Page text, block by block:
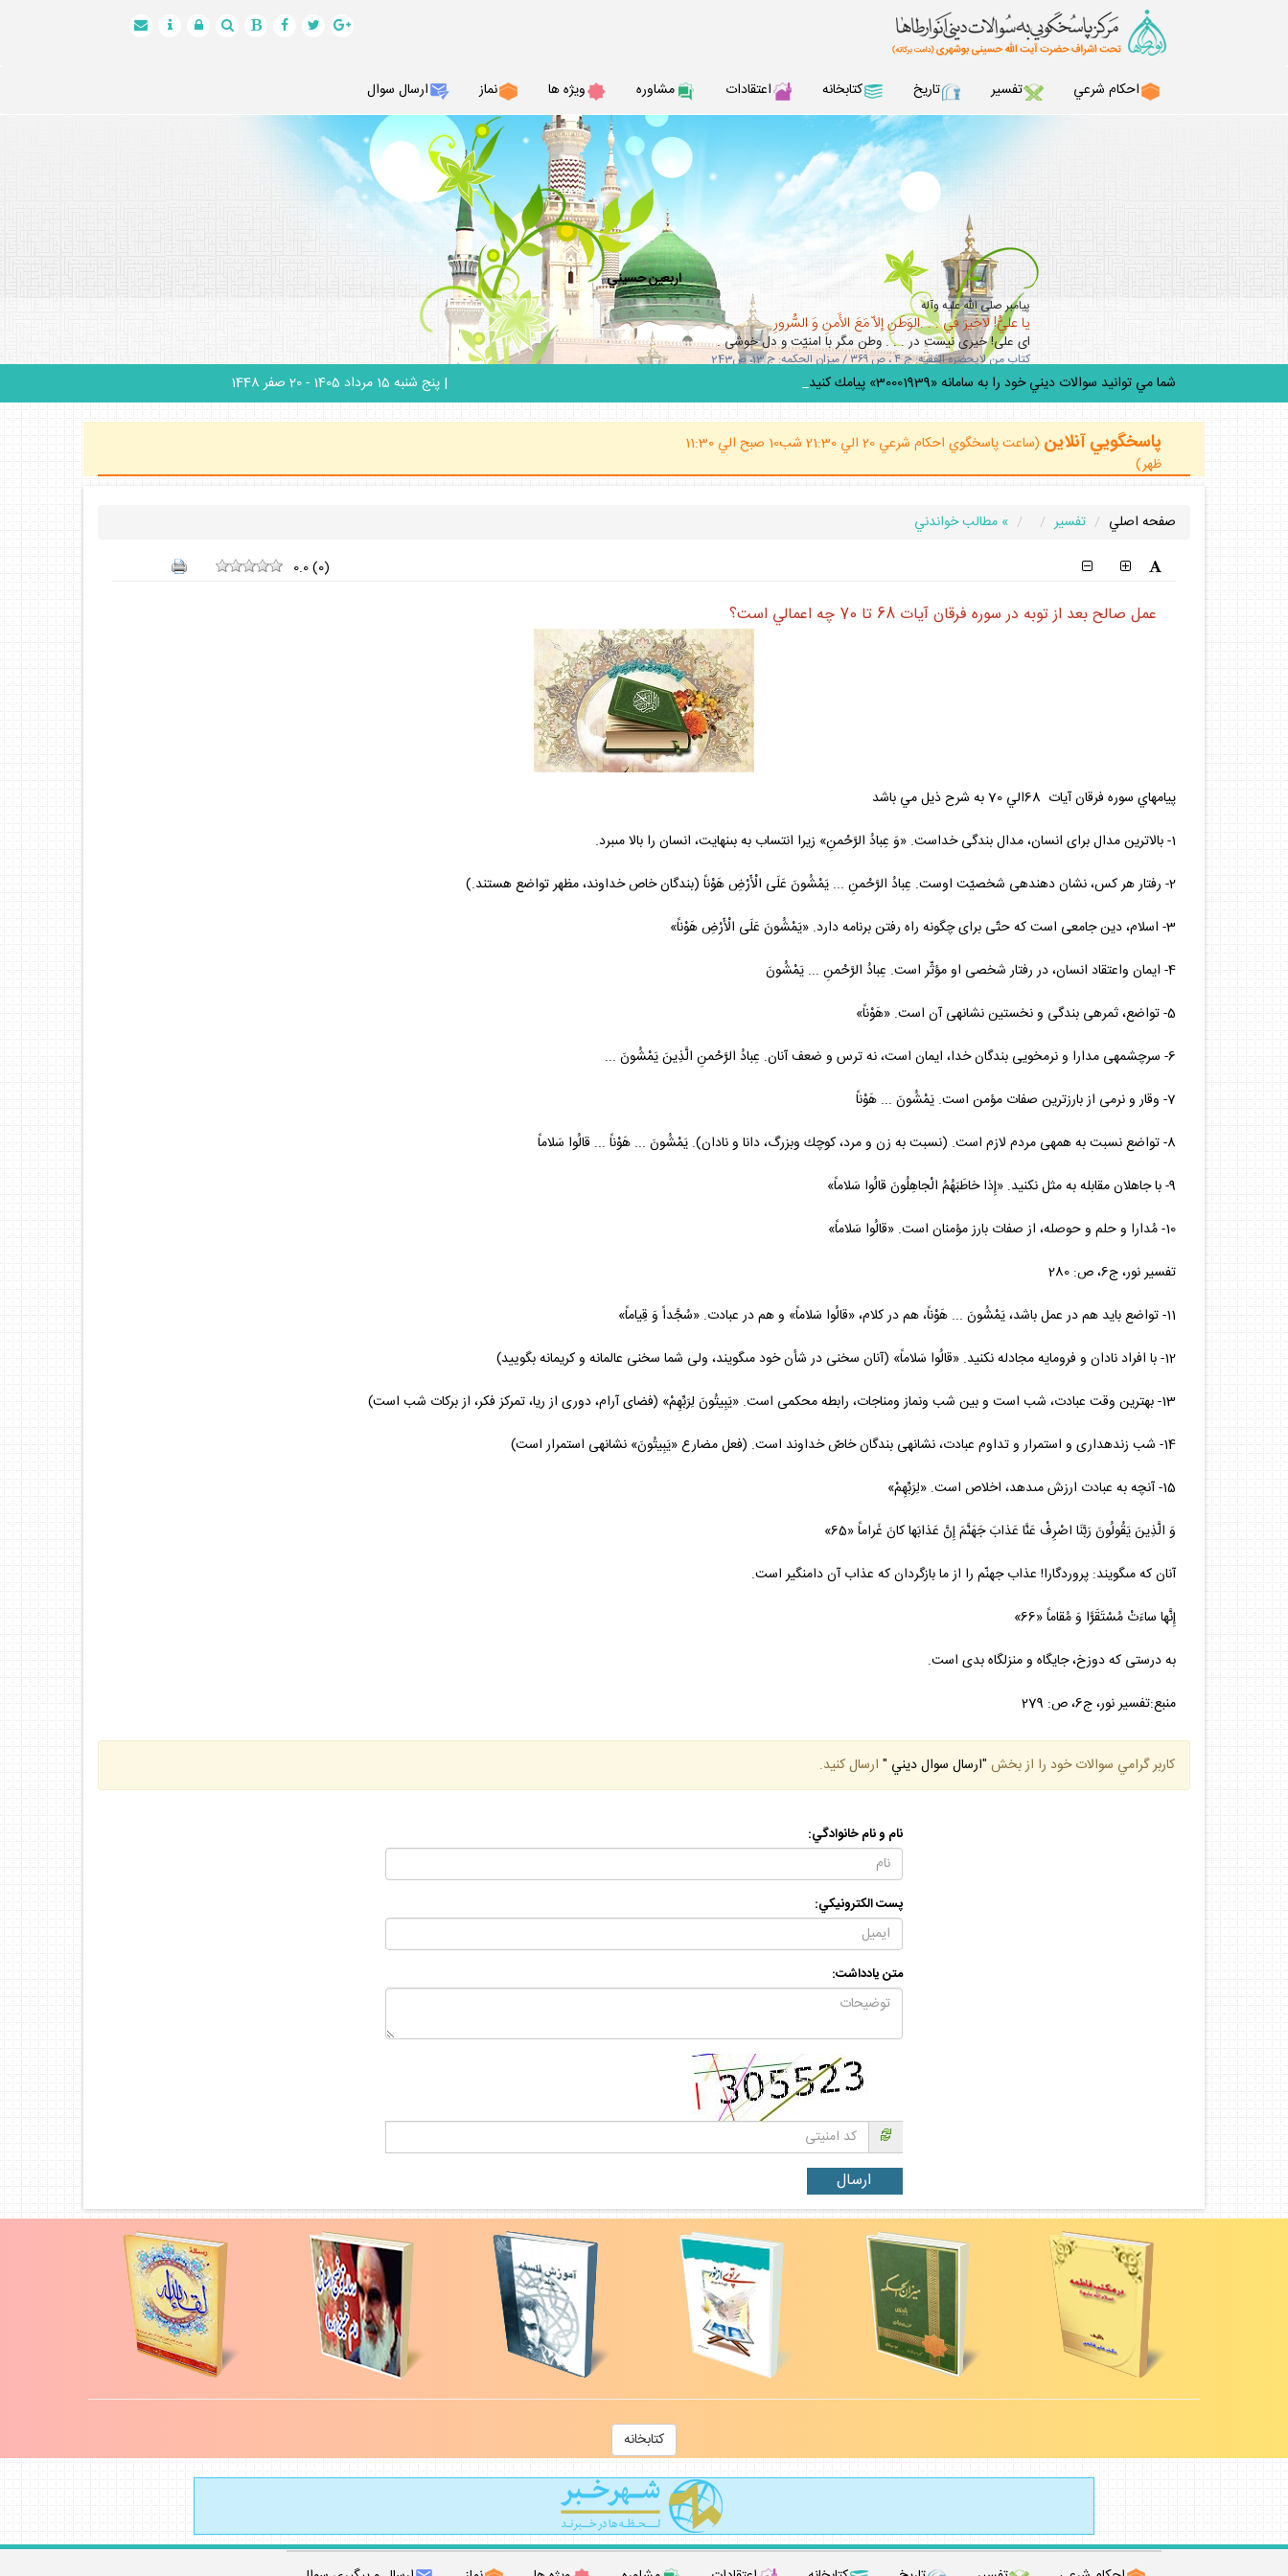
احكام شرعي تفسير تاريخ كتابخانه اعتقادات مشاوره ويژه ها نماز ارسال سوال
اربعين حسيني
پيامبر صلى‏ الله ‏عليه‏ و‏آله
يا عليُّ! لاخَيرَ في . . .الوَطَنِ إلاّ مَعَ الأَمنِ وَ السُّرورِ
اى على! خيرى نيست در . . . وطن مگر با امنيّت و دل خوشى .
كتاب من لايحضره الفقيه: ج ۴ ، ص ۳۶۹ / ميزان الحكمه: ج 13، ص243
شما مي توانيد سوالات ديني خود را به سامانه «30001939» پيامك كنيد. | پنج شنبه 15 مرداد 1405 - 20 صفر 1448
پاسخگويي آنلاين
(ساعت پاسخگوي احكام شرعي 20 الي 21:30 شب10 صبح الي 11:30
ظهر)
صفحه اصلي تفسير
» مطالب خواندني
0.0(0)
عمل صالح بعد از توبه در سوره فرقان آيات 68 تا 70 چه اعمالي است؟
پيامهاي سوره فرقان آيات 68الي 70 به شرح ذيل مي باشد
1- بالاترين مدال براى انسان، مدال بندگى خداست. «وَ عِبادُ الرَّحْمنِ» زيرا انتساب به بى‏نهايت، انسان را بالا مى‏برد.
2- رفتار هر كس، نشان دهنده‏ى شخصيّت اوست. عِبادُ الرَّحْمنِ‏ ... يَمْشُونَ عَلَى الْأَرْضِ هَوْناً (بندگان خاص خداوند، مظهر تواضع هستند.)
3- اسلام، دين جامعى است كه حتّى براى چگونه راه رفتن برنامه دارد. «يَمْشُونَ عَلَى الْأَرْضِ هَوْناً»
4- ايمان واعتقاد انسان، در رفتار شخصى او مؤثّر است. عِبادُ الرَّحْمنِ‏ ... يَمْشُونَ‏
5- تواضع، ثمره‏ى بندگى و نخستين نشانه‏ى آن است. «هَوْناً»
6- سرچشمه‏ى مدارا و نرمخويى بندگان خدا، ايمان است، نه ترس و ضعف آنان. عِبادُ الرَّحْمنِ الَّذِينَ يَمْشُونَ‏ ...
7- وقار و نرمى از بارزترين صفات مؤمن است. يَمْشُونَ‏ ... هَوْناً
8- تواضع نسبت به همه‏ى مردم لازم است. (نسبت به زن و مرد، كوچك وبزرگ، دانا و نادان). يَمْشُونَ‏ ... هَوْناً ... قالُوا سَلاماً
9- با جاهلان مقابله به مثل نكنيد. «إِذا خاطَبَهُمُ الْجاهِلُونَ قالُوا سَلاماً»
10- مُدارا و حلم و حوصله، از صفات بارز مؤمنان است. «قالُوا سَلاماً»
تفسير نور، ج‏6، ص: 280
11- تواضع بايد هم در عمل باشد، يَمْشُونَ‏ ... هَوْناً، هم در كلام، «قالُوا سَلاماً» و هم در عبادت. «سُجَّداً وَ قِياماً»
12- با افراد نادان و فرومايه مجادله نكنيد. «قالُوا سَلاماً» (آنان سخنى در شأن خود مى‏گويند، ولى شما سخنى عالمانه و كريمانه بگوييد)
13- بهترين وقت عبادت، شب است و بين شب ونماز ومناجات، رابطه محكمى است. «يَبِيتُونَ لِرَبِّهِمْ» (فضاى آرام، دورى از ريا، تمركز فكر، از بركات شب است)
14- شب زنده‏دارى و استمرار و تداوم عبادت، نشانه‏ى بندگان خاصّ خداوند است. (فعل مضارع‏ «يَبِيتُونَ» نشانه‏ى استمرار است)
15- آنچه به عبادت ارزش مى‏دهد، اخلاص است. «لِرَبِّهِمْ»
وَ الَّذِينَ يَقُولُونَ رَبَّنَا اصْرِفْ عَنَّا عَذابَ جَهَنَّمَ إِنَّ عَذابَها كانَ غَراماً «65»
آنان كه مى‏گويند: پروردگارا! عذاب جهنّم را از ما بازگردان كه عذاب آن دامنگير است.
إِنَّها ساءَتْ مُسْتَقَرًّا وَ مُقاماً «66»
به درستى كه دوزخ، جايگاه و منزلگاه بدى است.
منبع:تفسير نور، ج‏6، ص: 279
كاربر گرامي سوالات خود را از بخش "ارسال سوال ديني " ارسال كنيد.
نام و نام خانوادگي:
پست الكترونيكي:
متن يادداشت:
كتابخانه